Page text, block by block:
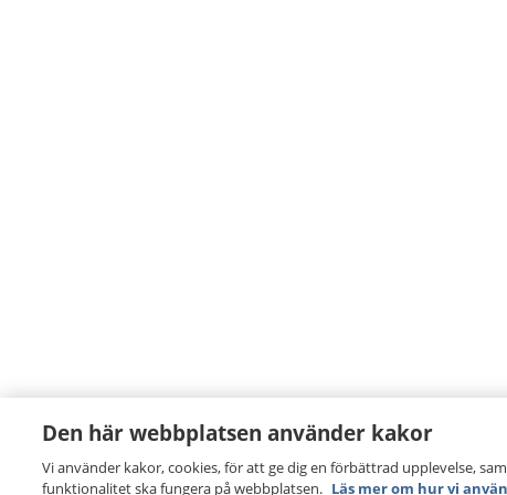
Den här webbplatsen använder kakor
Vi använder kakor, cookies, för att ge dig en förbättrad upplevelse,
funktionalitet ska fungera på webbplatsen. Läs mer om hur vi